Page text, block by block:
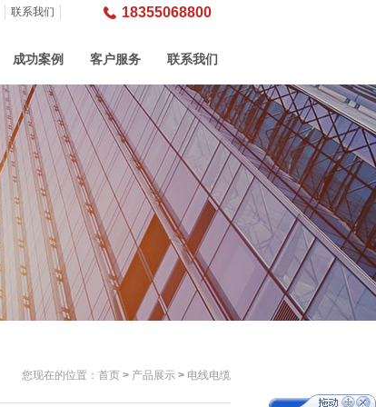
18355068800
联系我们
成功案例 客户服务 联系我们
您现在的位置： 首页 > 产品展示 > 电线电缆